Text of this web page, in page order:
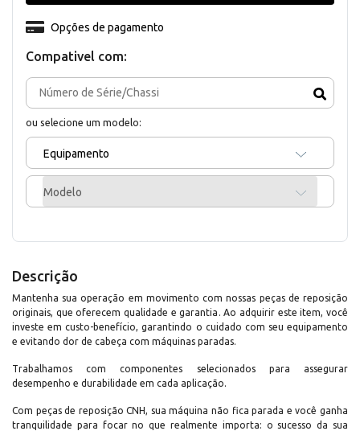
Compativel com:
ou selecione um modelo:
Equipamento
Modelo
Opções de pagamento
Descrição
Mantenha sua operação em movimento com nossas peças de reposição
originais, que oferecem qualidade e garantia. Ao adquirir este item, você
investe em custo-benefício, garantindo o cuidado com seu equipamento
e evitando dor de cabeça com máquinas paradas.
Trabalhamos com componentes selecionados para assegurar
desempenho e durabilidade em cada aplicação.
Com peças de reposição CNH, sua máquina não fica parada e você ganha
tranquilidade para focar no que realmente importa: o sucesso da sua